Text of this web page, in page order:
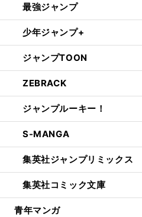
最強ジャンプ
少年ジャンプ+
ジャンプTOON
ZEBRACK
ジャンプルーキー！
S-MANGA
集英社ジャンプリミックス
集英社コミック文庫
青年マンガ